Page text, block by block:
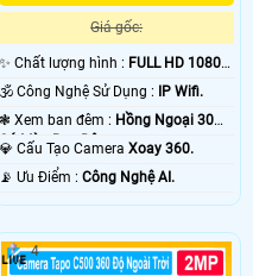
Giá gốc:
✨ Chất lượng hình : FULL HD 1080P
🕉️ Công Nghệ Sử Dụng :
IP Wifi.
❃ Xem ban đêm : Hồng Ngoại 30m
Có Màu Ban Ðêm.
💎 Cấu Tạo CameraXoay 360.
️📡 Ưu Điểm :Công Nghệ AI.
4